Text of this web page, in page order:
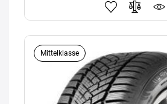
Mittelklasse